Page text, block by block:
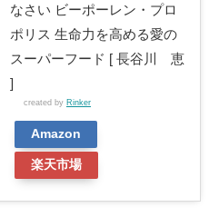
なさい ビーポーレン・プロ
ポリス 生命力を高める愛の
スーパーフード [ 長谷川 恵
]
created by Rinker
Amazon
楽天市場